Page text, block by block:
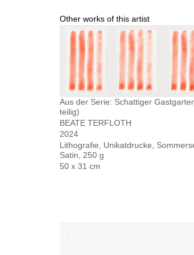
Other works of this artist
Aus der Serie: Schattiger
teilig)
BEATE TERFLOTH
2024
Lithografie, Unikatdrucke,
Satin, 250 g
50 x 31 cm